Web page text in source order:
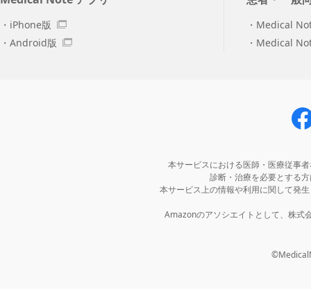
iPhone版
Android版
Medical
Medical
本サービスにおける医師・医療従事
診断・治療を必要とする
本サービス上の情報や利用に関して発
Amazonのアソシエイトとして、株式